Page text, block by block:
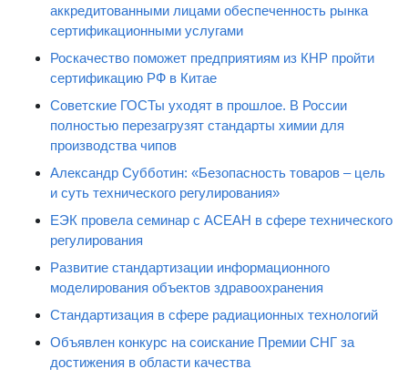
аккредитованными лицами обеспеченность рынка
сертификационными услугами
Роскачество поможет предприятиям из КНР пройти
сертификацию РФ в Китае
Советские ГОСТы уходят в прошлое. В России
полностью перезагрузят стандарты химии для
производства чипов
Александр Субботин: «Безопасность товаров – цель
и суть технического регулирования»
ЕЭК провела семинар с АСЕАН в сфере технического
регулирования
Развитие стандартизации информационного
моделирования объектов здравоохранения
Стандартизация в сфере радиационных технологий
Объявлен конкурс на соискание Премии СНГ за
достижения в области качества